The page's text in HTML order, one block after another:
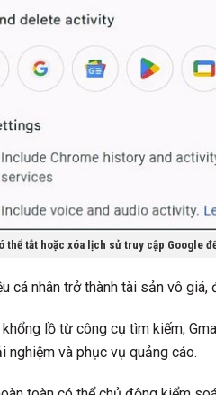
thể tắt hoặc xóa lịch sử truy cập Google
cá nhân trở thành tài sản vô
lồ từ công cụ tìm kiếm,
nghiệm và phục vụ quảng cáo.